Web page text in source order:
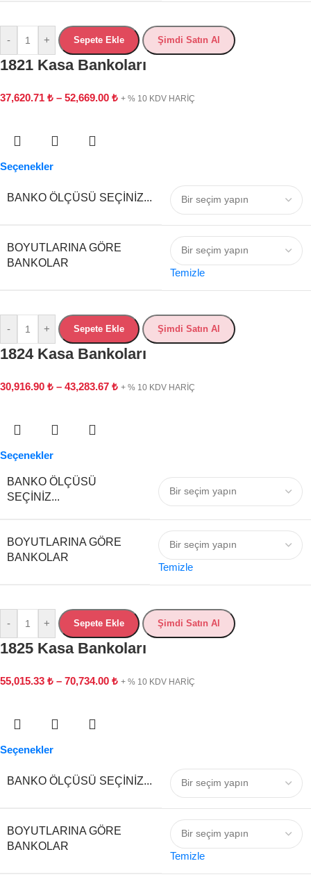
- + Sepete Ekle Şimdi Satın Al
1821 Kasa Bankoları
37,620.71 ₺ – 52,669.00 ₺ + % 10 KDV HARİÇ
Seçenekler
BANKO ÖLÇÜSÜ SEÇINIZ...
BOYUTLARINA GÖRE
BANKOLAR
Temizle
- + Sepete Ekle Şimdi Satın Al
1824 Kasa Bankoları
30,916.90 ₺ – 43,283.67 ₺ + % 10 KDV HARİÇ
Seçenekler
BANKO ÖLÇÜSÜ
SEÇINIZ...
BOYUTLARINA GÖRE
BANKOLAR
Temizle
- + Sepete Ekle Şimdi Satın Al
1825 Kasa Bankoları
55,015.33 ₺ – 70,734.00 ₺ + % 10 KDV HARİÇ
Seçenekler
BANKO ÖLÇÜSÜ SEÇINIZ...
BOYUTLARINA GÖRE
BANKOLAR
Temizle